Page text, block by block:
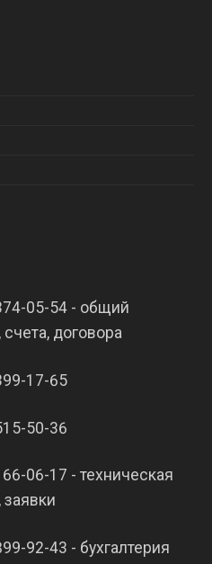
05-54 - общий
счета, договора
17-65
50-36
06-17 - техническая
заявки
92-43 - бухгалтерия